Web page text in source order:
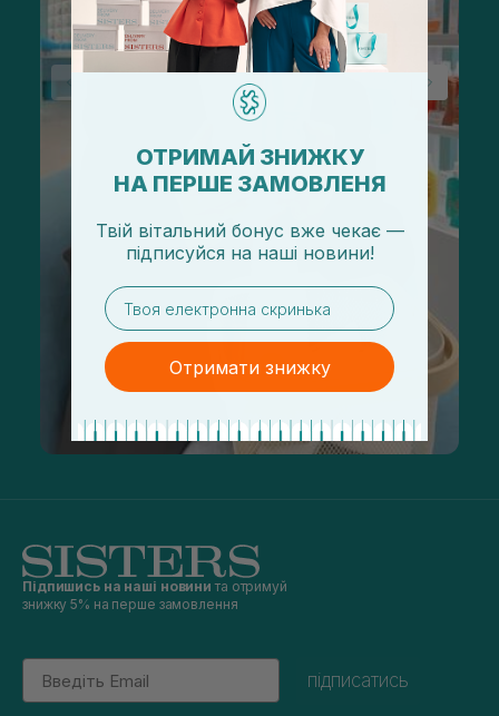
Підпишись на наші новини та отримуй
знижку 5% на перше замовлення
Email
підписатись
ОТРИМАЙ ЗНИЖКУ
НА ПЕРШЕ ЗАМОВЛЕНЯ
Твій вітальний бонус вже чекає —
підписуйся на наші новини!
email
Отримати знижку